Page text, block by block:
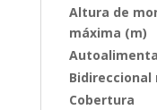
Altura de
máxima (m)
Bidireccional
Cobertura